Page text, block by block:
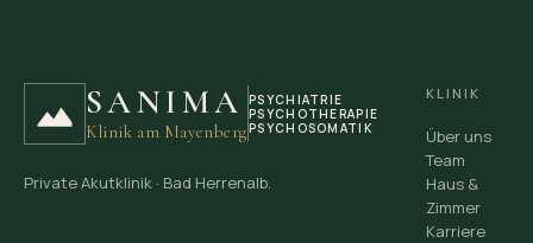
SANIMA
Klinik am Mayenberg
PSYCHIATRIE
PSYCHOTHERAPIE
PSYCHOSOMATIK
Private Akutklinik · Bad Herrenalb.
KLINIK
Über uns
Team
Haus &
Zimmer
Karriere